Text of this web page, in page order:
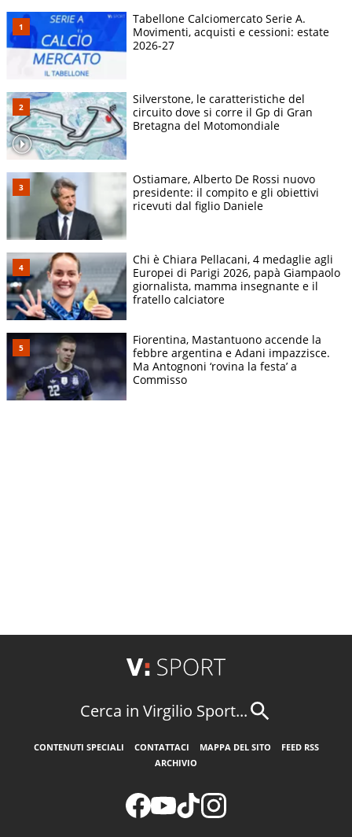
Tabellone Calciomercato Serie A.
Movimenti, acquisti e cessioni: estate
2026-27
Silverstone, le caratteristiche del
circuito dove si corre il Gp di Gran
Bretagna del Motomondiale
Ostiamare, Alberto De Rossi nuovo
presidente: il compito e gli obiettivi
ricevuti dal figlio Daniele
Chi è Chiara Pellacani, 4 medaglie agli
Europei di Parigi 2026, papà Giampaolo
giornalista, mamma insegnante e il
fratello calciatore
Fiorentina, Mastantuono accende la
febbre argentina e Adani impazzisce.
Ma Antognoni ‘rovina la festa’ a
Commisso
Cerca in Virgilio Sport...
CONTENUTI SPECIALI CONTATTACI MAPPA DEL SITO
FEED RSS
ARCHIVIO